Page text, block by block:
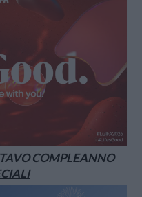
COMPLEANNO